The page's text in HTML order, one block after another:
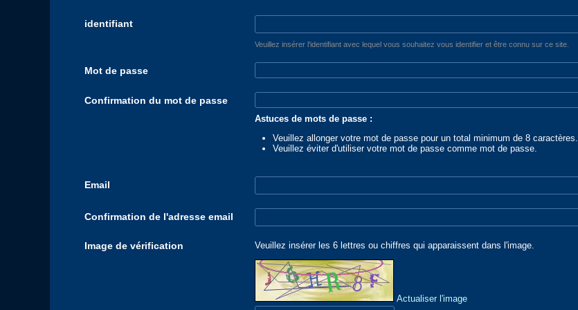
identifiant
Veuillez insérer l'identifiant avec lequel vous souhaitez vous identifier et être connu sur ce site.
Mot de passe
Confirmation du mot de passe
Astuces de mots de passe :
Veuillez allonger votre mot de passe pour un total minimum de 8 caractères.
Veuillez éviter d'utiliser votre mot de passe comme mot de passe.
Email
Confirmation de l'adresse email
Image de vérification Veuillez insérer les 6 lettres ou chiffres qui apparaissent dans l'image.
Actualiser l'image